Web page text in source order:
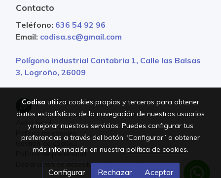
Contacto
Teléfono: 636 54 92 96
Email: codisa.sc@gmail.com
Polígono industrial Cantabria 1, Calle las Balsas
3, Logroño, 26009
Aviso legal
Gestión de cookies
Política de privacidad
Declaración de accesibilidad
Codisa utiliza cookies propias y terceros para obtener
datos estadísticos de la navegación de nuestros usuarios
y mejorar nuestros servicios. Puedes configurar tus
preferencias a través del botón “Configurar” o obtener
más información en nuestra política de cookies.
Configurar Rechazar Aceptar